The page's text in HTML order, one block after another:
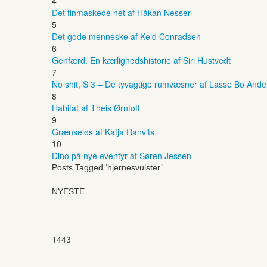
Det finmaskede net af Håkan Nesser
5
Det gode menneske af Keld Conradsen
6
Genfærd. En kærlighedshistorie af Siri Hustvedt
7
No shit, S 3 – De tyvagtige rumvæsner af Lasse Bo
8
Habitat af Theis Ørntoft
9
Grænseløs af Katja Ranvits
10
Dino på nye eventyr af Søren Jessen
Posts Tagged ‘hjernesvulster’
-
NYESTE
1443